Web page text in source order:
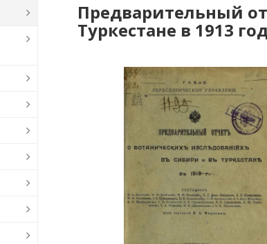
Предварительный
Туркестане в 1913